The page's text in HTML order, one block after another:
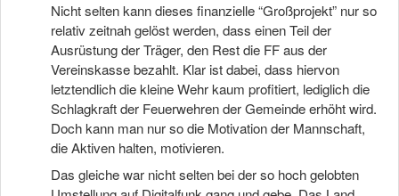
Nicht selten kann dieses finanzielle “Großprojekt” nur so
relativ zeitnah gelöst werden, dass einen Teil der
Ausrüstung der Träger, den Rest die FF aus der
Vereinskasse bezahlt. Klar ist dabei, dass hiervon
letztendlich die kleine Wehr kaum profitiert, lediglich die
Schlagkraft der Feuerwehren der Gemeinde erhöht wird.
Doch kann man nur so die Motivation der Mannschaft,
die Aktiven halten, motivieren.
Das gleiche war nicht selten bei der so hoch gelobten